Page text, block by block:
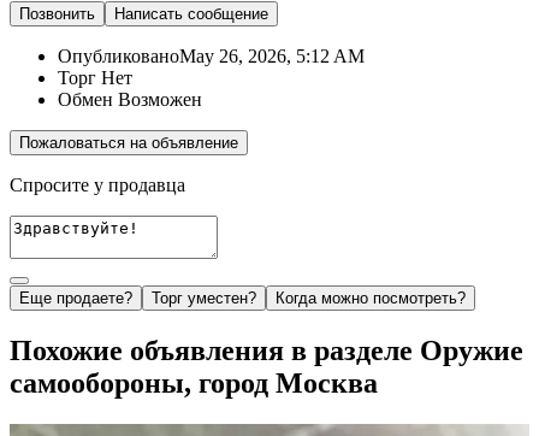
Позвонить Написать сообщение
ОпубликованоMay 26, 2026, 5:12 AM
Торг Нет
Обмен Возможен
Пожаловаться на объявление
Спросите у продавца
Еще продаете? Торг уместен? Когда можно посмотреть?
Похожие объявления в разделе Оружие
самообороны, город Москва